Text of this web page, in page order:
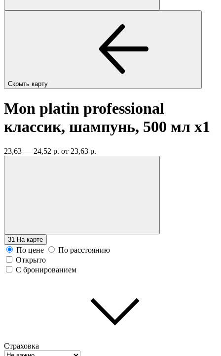
Скрыть карту
Mon platin professional
классик, шампунь, 500 мл x1
23,63 — 24,52 р. от 23,63 р.
31 На карте
По цене
По расстоянию
Открыто
С бронированием
Страховка